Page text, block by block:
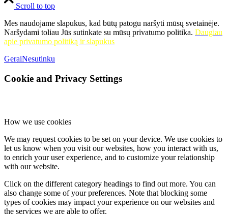
Scroll to top
Mes naudojame slapukus, kad būtų patogu naršyti mūsų svetainėje.
Naršydami toliau Jūs sutinkate su mūsų privatumo politika. Daugiau
apie privatumo politiką ir slapukus
GeraiNesutinku
Cookie and Privacy Settings
How we use cookies
We may request cookies to be set on your device. We use cookies to
let us know when you visit our websites, how you interact with us,
to enrich your user experience, and to customize your relationship
with our website.
Click on the different category headings to find out more. You can
also change some of your preferences. Note that blocking some
types of cookies may impact your experience on our websites and
the services we are able to offer.